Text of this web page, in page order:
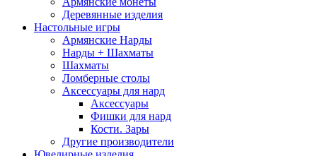
Деревянные изделия
Настольные игры
Армянские Нарды
Нарды + Шахматы
Шахматы
Ломберные столы
Аксессуары для нард
Аксессуары
Фишки для нард
Кости. Зары
Другие производители